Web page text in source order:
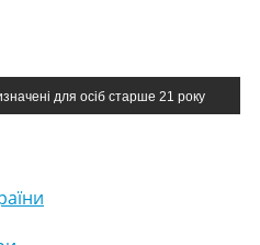
для осіб старше 21 року